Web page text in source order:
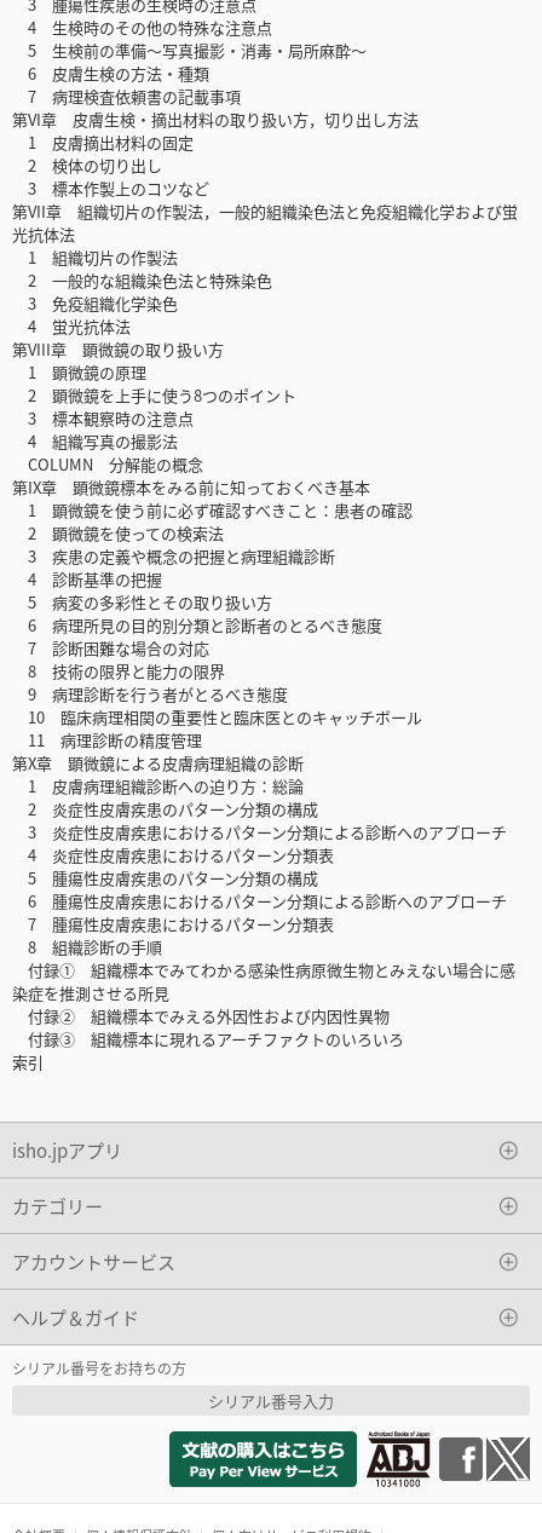
4 生検時のその他の特殊な注意点
5 生検前の準備〜写真撮影・消毒・局所麻酔〜
6 皮膚生検の方法・種類
7 病理検査依頼書の記載事項
第VI章 皮膚生検・摘出材料の取り扱い方，切り出し方法
1 皮膚摘出材料の固定
2 検体の切り出し
3 標本作製上のコツなど
第VII章 組織切片の作製法，一般的組織染色法と免疫組織化学および蛍
光抗体法
1 組織切片の作製法
2 一般的な組織染色法と特殊染色
3 免疫組織化学染色
4 蛍光抗体法
第VIII章 顕微鏡の取り扱い方
1 顕微鏡の原理
2 顕微鏡を上手に使う8つのポイント
3 標本観察時の注意点
4 組織写真の撮影法
COLUMN 分解能の概念
第IX章 顕微鏡標本をみる前に知っておくべき基本
1 顕微鏡を使う前に必ず確認すべきこと：患者の確認
2 顕微鏡を使っての検索法
3 疾患の定義や概念の把握と病理組織診断
4 診断基準の把握
5 病変の多彩性とその取り扱い方
6 病理所見の目的別分類と診断者のとるべき態度
7 診断困難な場合の対応
8 技術の限界と能力の限界
9 病理診断を行う者がとるべき態度
10 臨床病理相関の重要性と臨床医とのキャッチボール
11 病理診断の精度管理
第X章 顕微鏡による皮膚病理組織の診断
1 皮膚病理組織診断への迫り方：総論
2 炎症性皮膚疾患のパターン分類の構成
3 炎症性皮膚疾患におけるパターン分類による診断へのアプローチ
4 炎症性皮膚疾患におけるパターン分類表
5 腫瘍性皮膚疾患のパターン分類の構成
6 腫瘍性皮膚疾患におけるパターン分類による診断へのアプローチ
7 腫瘍性皮膚疾患におけるパターン分類表
8 組織診断の手順
付録① 組織標本でみてわかる感染性病原微生物とみえない場合に感
染症を推測させる所見
付録② 組織標本でみえる外因性および内因性異物
付録③ 組織標本に現れるアーチファクトのいろいろ
索引
isho.jpアプリ
カテゴリー
アカウントサービス
ヘルプ＆ガイド
シリアル番号をお持ちの方
シリアル番号入力